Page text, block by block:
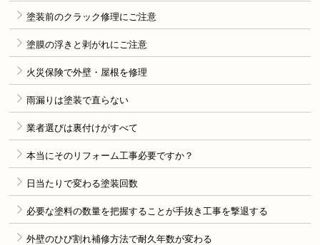
塗装前のクラック修理にご注意
塗膜の浮きと剥がれにご注意
火災保険で外壁・屋根を修理
雨漏りは塗装で直らない
業者選びは裏付けがすべて
本当にそのリフォーム工事必要ですか？
日当たりで変わる塗装回数
必要な塗料の数量を把握することが手抜き工事を撃退する
外壁のひび割れ補修方法で耐久年数が変わる